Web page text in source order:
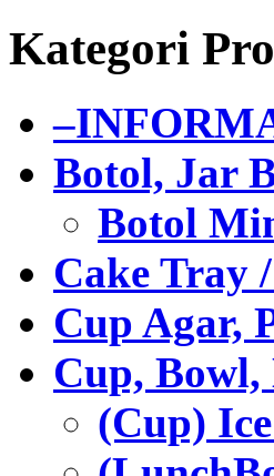
Kategori
Botol, Jar
Botol
Cake Tray
Cup Agar,
Cup,
(Cup)